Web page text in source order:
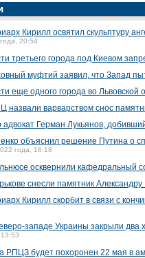
Кирилл освятил скульптуру
20:54
третьего города под Киевом
муфтий заявил, что Запад
еще одного города во
назвали варварством снос
адвокат Герман Лукьянов,
объяснил решение Путина о
года, 18:18
осквернили кафедральный
снесли памятник Александру
Кирилл скорбит в связи с
западе Украины закрыли два
РПЦЗ будет похоронен 22 мая в